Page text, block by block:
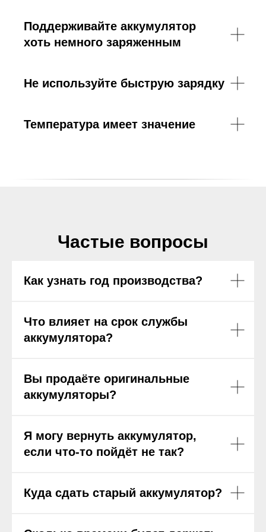
Поддерживайте аккумулятор
хоть немного заряженным
Не используйте быструю зарядку
Температура имеет значение
Частые вопросы
Как узнать год производства?
Что влияет на срок службы
аккумулятора?
Вы продаёте оригинальные
аккумуляторы?
Я могу вернуть аккумулятор,
если что-то пойдёт не так?
Куда сдать старый аккумулятор?